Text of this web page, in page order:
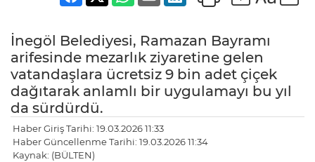
İnegöl Belediyesi, Ramazan Bayramı
arifesinde mezarlık ziyaretine gelen
vatandaşlara ücretsiz 9 bin adet çiçek
dağıtarak anlamlı bir uygulamayı bu yıl
da sürdürdü.
Haber Giriş Tarihi: 19.03.2026 11:33
Haber Güncellenme Tarihi: 19.03.2026 11:34
Kaynak: (BÜLTEN)